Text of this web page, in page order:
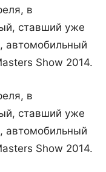
в
ставший уже
автомобильный
Show 2014.
в
ставший уже
автомобильный
Show 2014.